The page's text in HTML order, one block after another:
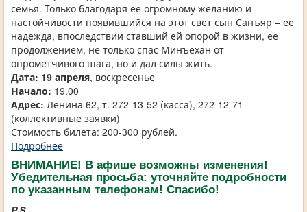
семья. Только благодаря ее огромному желанию и
настойчивости появившийся на этот свет сын Санъяр – ее
надежда, впоследствии ставший ей опорой в жизни, ее
продолжением, не только спас Минъехан от
опрометчивого шага, но и дал силы жить.
Дата: 19 апреля, воскресенье
Начало: 19.00
Адрес: Ленина 62, т. 272-13-52 (касса), 272-12-71
(коллективные заявки)
Стоимость билета: 200-300 рублей.
Подробнее
ВНИМАНИЕ! В афише возможны изменения!
Убедительная просьба: уточняйте подробности
по указанным телефонам! Спасибо!